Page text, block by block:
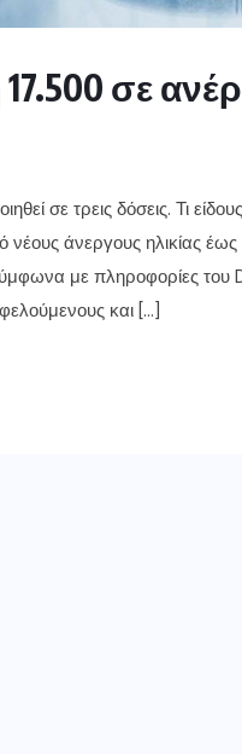
σε
σε τρεις δόσεις. Τι
νέους άνεργους ηλικίας
με πληροφορίες του
και […]